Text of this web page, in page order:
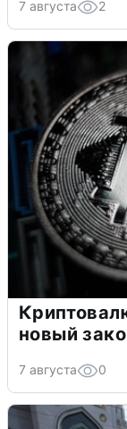
7 августа 2
новый
7 августа 0